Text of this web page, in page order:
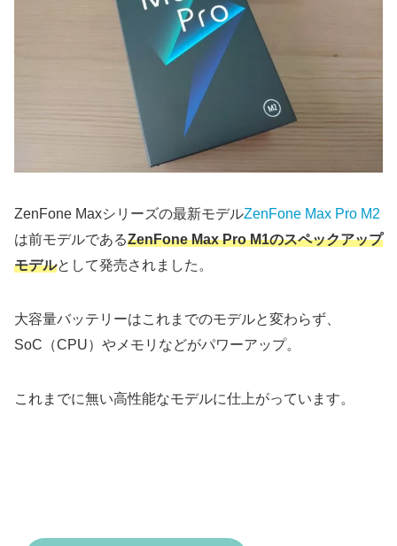
ZenFone Maxシリーズの最新モデルZenFone Max Pro M2
は前モデルであるZenFone Max Pro M1のスペックアップ
モデルとして発売されました。
大容量バッテリーはこれまでのモデルと変わらず、
SoC（CPU）やメモリなどがパワーアップ。
これまでに無い高性能なモデルに仕上がっています。